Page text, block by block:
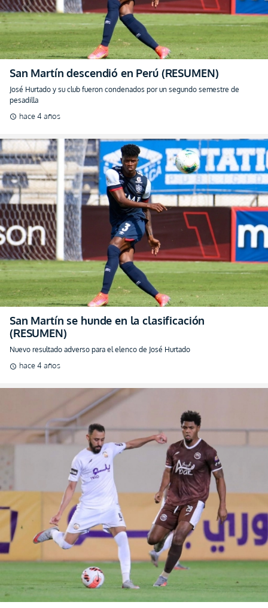
San Martín descendió en Perú (RESUMEN)
José Hurtado y su club fueron condenados por un segundo semestre de
pesadilla
schedule hace 4 años
San Martín se hunde en la clasificación
(RESUMEN)
Nuevo resultado adverso para el elenco de José Hurtado
schedule hace 4 años